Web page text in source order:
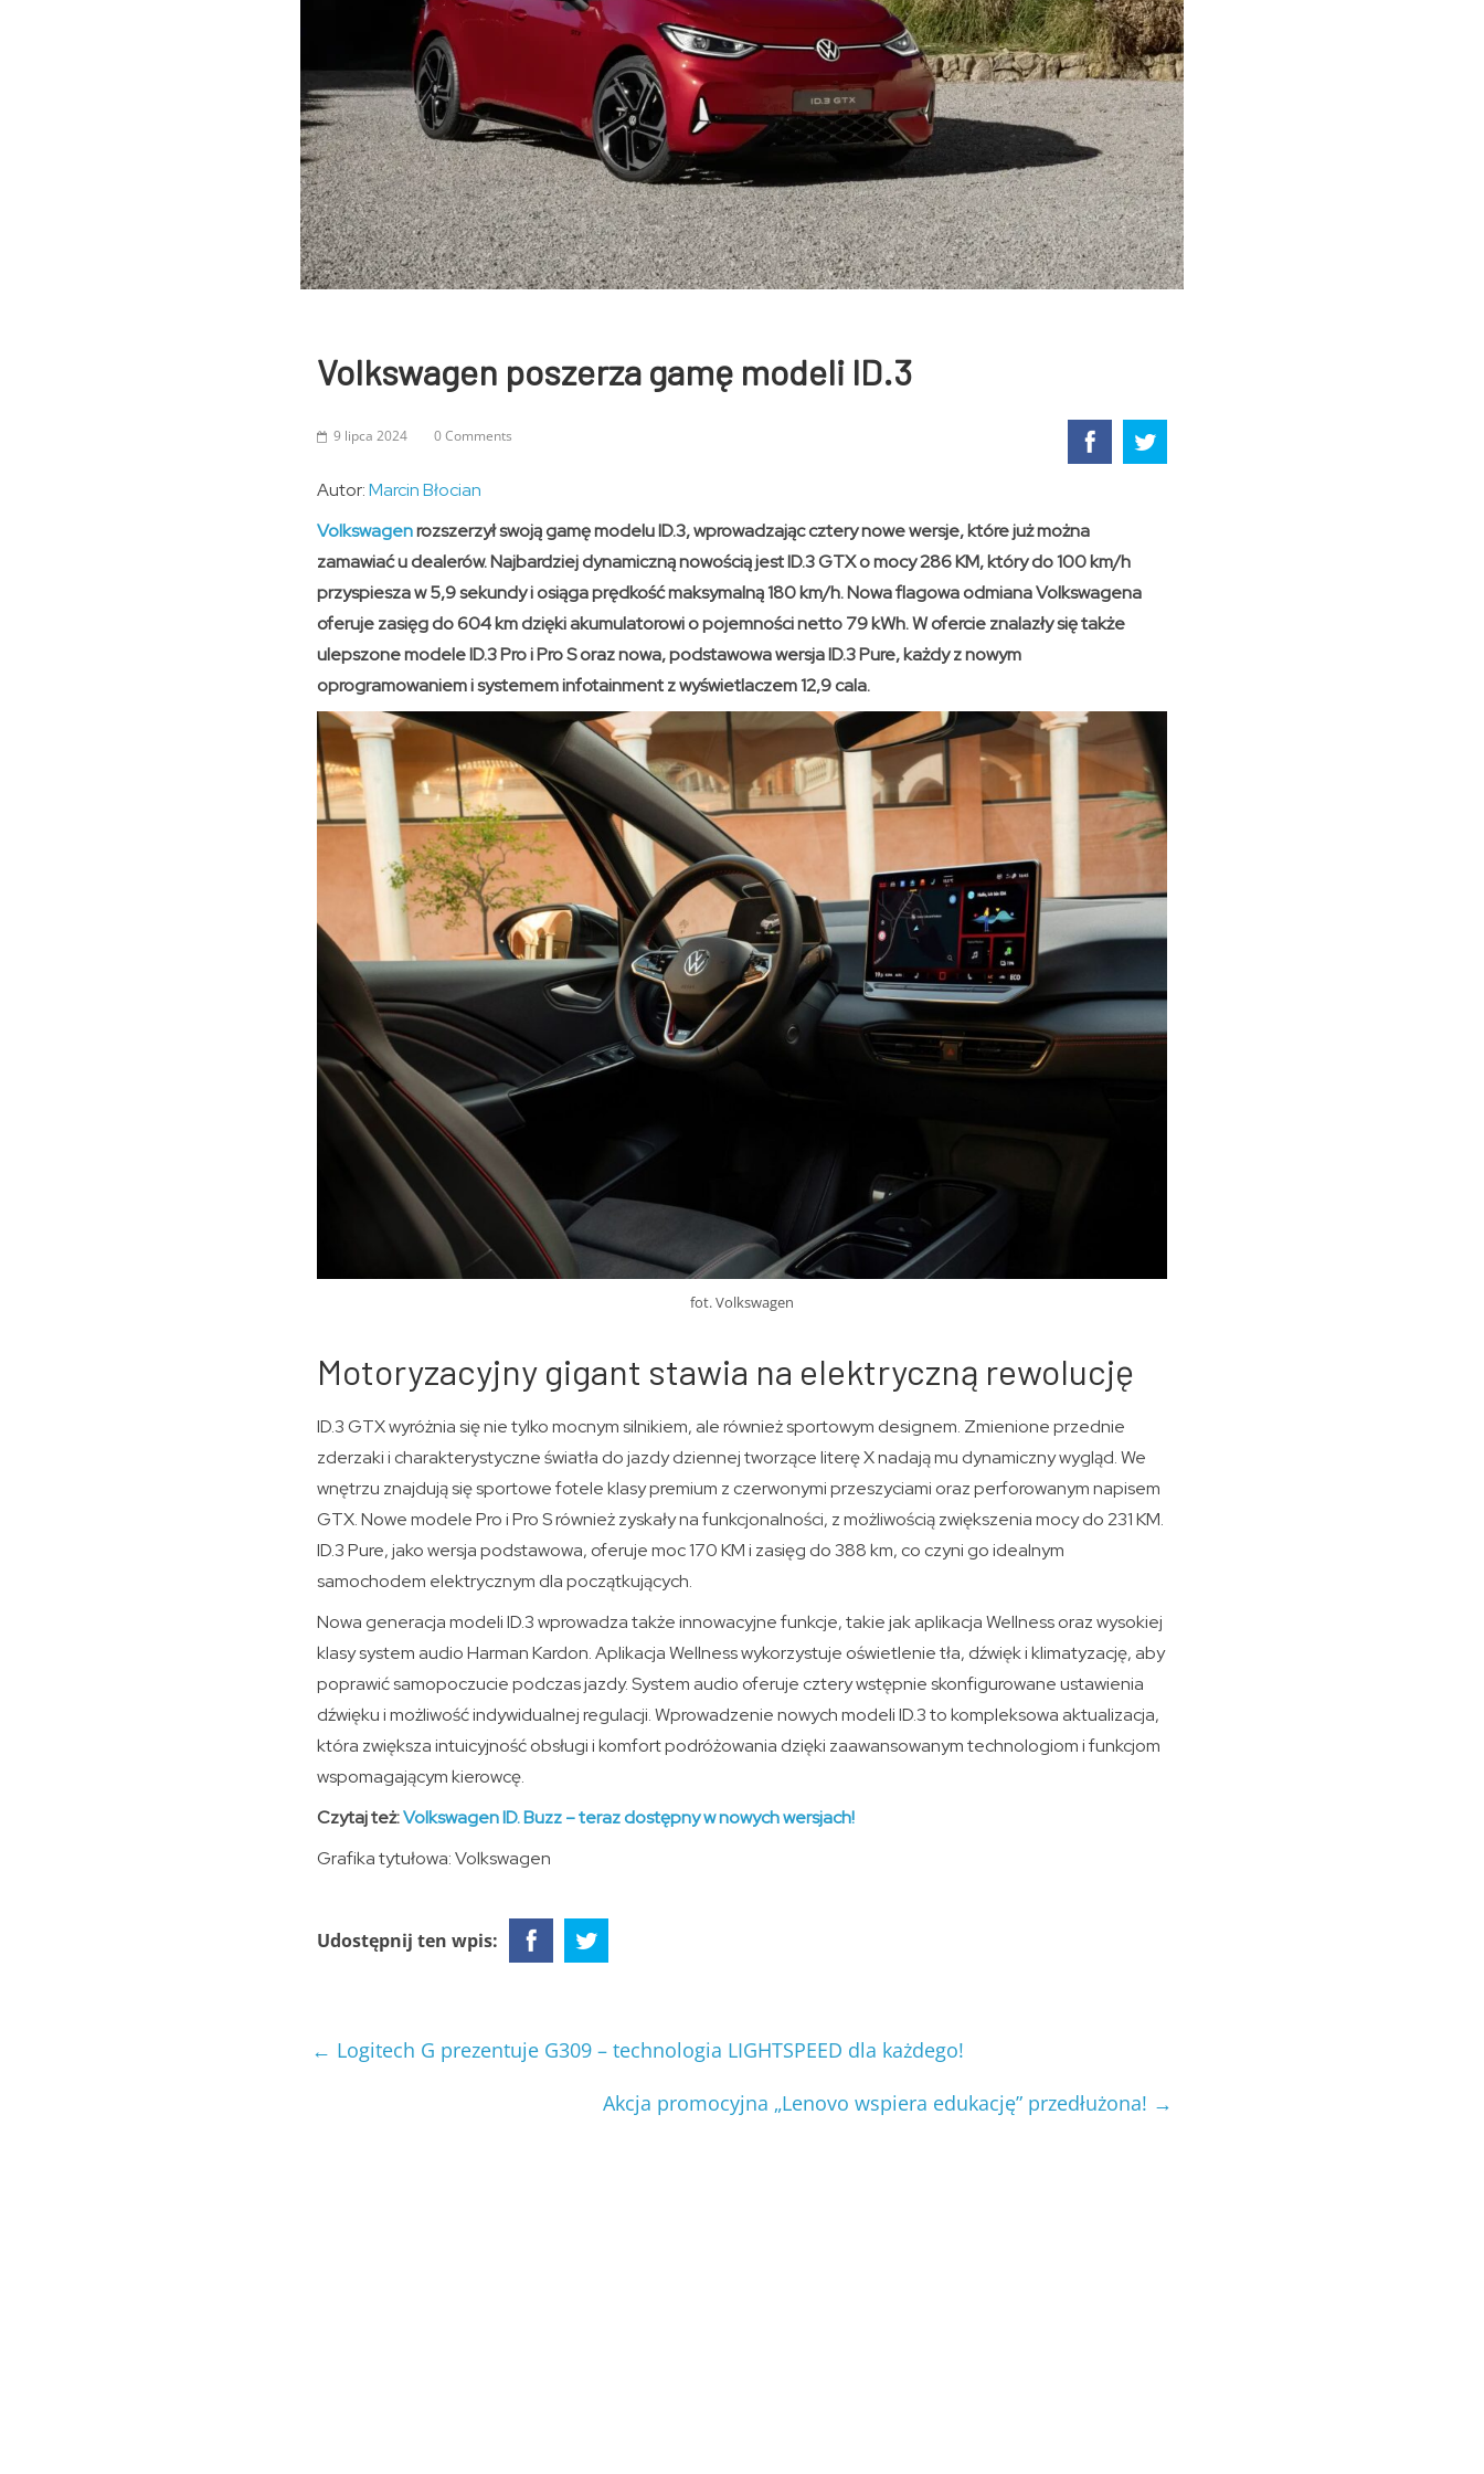
Volkswagen poszerza gamę modeli ID.3
9 lipca 2024 0 Comments
Autor:Marcin Błocian
Volkswagenrozszerzył swoją gamę modelu ID.3, wprowadzając cztery nowe wersje, które już można
zamawiać u dealerów. Najbardziej dynamiczną nowością jest ID.3 GTX o mocy 286 KM, który do 100 km/h
przyspiesza w 5,9 sekundy i osiąga prędkość maksymalną 180 km/h. Nowa flagowa odmiana Volkswagena
oferuje zasięg do 604 km dzięki akumulatorowi o pojemności netto 79 kWh. W ofercie znalazły się także
ulepszone modele ID.3 Pro i Pro S oraz nowa, podstawowa wersja ID.3 Pure, każdy z nowym
oprogramowaniem i systemem infotainment z wyświetlaczem 12,9 cala.
fot. Volkswagen
Motoryzacyjny gigant stawia na elektryczną rewolucję
ID.3 GTX wyróżnia się nie tylko mocnym silnikiem, ale również sportowym designem. Zmienione przednie
zderzaki i charakterystyczne światła do jazdy dziennej tworzące literę X nadają mu dynamiczny wygląd. We
wnętrzu znajdują się sportowe fotele klasy premium z czerwonymi przeszyciami oraz perforowanym napisem
GTX. Nowe modele Pro i Pro S również zyskały na funkcjonalności, z możliwością zwiększenia mocy do 231 KM.
ID.3 Pure, jako wersja podstawowa, oferuje moc 170 KM i zasięg do 388 km, co czyni go idealnym
samochodem elektrycznym dla początkujących.
Nowa generacja modeli ID.3 wprowadza także innowacyjne funkcje, takie jak aplikacja Wellness oraz wysokiej
klasy system audio Harman Kardon. Aplikacja Wellness wykorzystuje oświetlenie tła, dźwięk i klimatyzację, aby
poprawić samopoczucie podczas jazdy. System audio oferuje cztery wstępnie skonfigurowane ustawienia
dźwięku i możliwość indywidualnej regulacji. Wprowadzenie nowych modeli ID.3 to kompleksowa aktualizacja,
która zwiększa intuicyjność obsługi i komfort podróżowania dzięki zaawansowanym technologiom i funkcjom
wspomagającym kierowcę.
Czytaj też:Volkswagen ID. Buzz – teraz dostępny w nowych wersjach!
Grafika tytułowa: Volkswagen
Udostępnij ten wpis:
← Logitech G prezentuje G309 – technologia LIGHTSPEED dla każdego!
Akcja promocyjna „Lenovo wspiera edukację” przedłużona! →